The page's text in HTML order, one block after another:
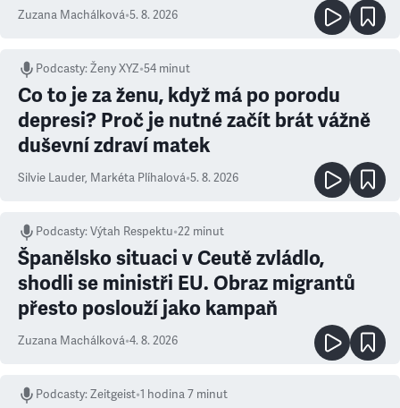
Zuzana Machálková•5. 8. 2026
Podcasty:Ženy XYZ•54 minut
Co to je za ženu, když má po porodu
depresi? Proč je nutné začít brát vážně
duševní zdraví matek
Silvie Lauder, Markéta Plíhalová•5. 8. 2026
Podcasty:Výtah Respektu•22 minut
Španělsko situaci v Ceutě zvládlo,
shodli se ministři EU. Obraz migrantů
přesto poslouží jako kampaň
Zuzana Machálková•4. 8. 2026
Podcasty:Zeitgeist•1 hodina 7 minut